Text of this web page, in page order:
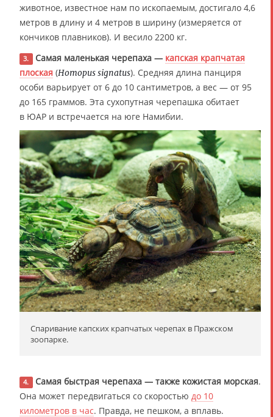
животное, известное нам по ископаемым, достигало 4,6
метров в длину и 4 метров в ширину (измеряется от
кончиков плавников). И весило 2200 кг.
3. Самая маленькая черепаха — капская крапчатая
плоская (Homopus signatus). Средняя длина панциря
особи варьирует от 6 до 10 сантиметров, а вес — от 95
до 165 граммов. Эта сухопутная черепашка обитает
в ЮАР и встречается на юге Намибии.
Спаривание капских крапчатых черепах в Пражском
зоопарке.
4. Самая быстрая черепаха — также кожистая морская.
Она может передвигаться со скоростью до 10
километров в час. Правда, не пешком, а вплавь.